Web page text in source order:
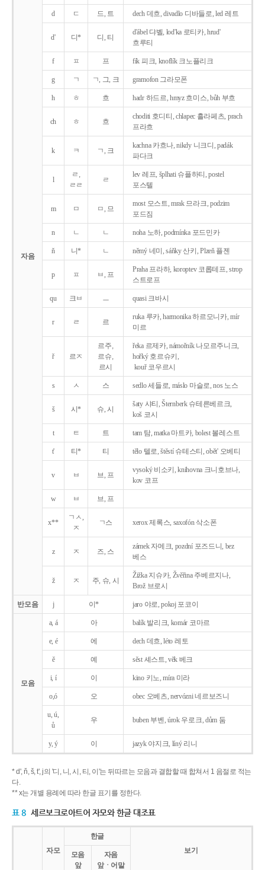
자음
d ㄷ 드, 트 dech 데흐, divadlo 디바들로, led 레트
d' 디* 디, 티
d'ábel 댜벨, lod'ka 로티카, hrud'
흐루티
f ㅍ 프 fík 피크, knoflík 크노플리크
g ㄱ ㄱ, 그, 크 gramofon 그라모폰
h ㅎ 흐 hadr 하드르, hmyz 흐미스, bůh 부흐
ch ㅎ 흐
choditi 호디티, chlapec 흘라페츠, prach
프라흐
k ㅋ ㄱ, 크
kachna 카흐나, nikdy 니크디, padák
파다크
l
ㄹ,
ㄹㄹ
ㄹ
lev 레프, šplhati 슈플하티, postel
포스텔
m ㅁ ㅁ, 므
most 모스트, mrak 므라크, podzim
포드짐
n ㄴ ㄴ noha 노하, podmínka 포드민카
ň 니* ㄴ němý 네미, sáňky 산키, Plzeň 플젠
p ㅍ ㅂ, 프
Praha 프라하, koroptev 코롭테프, strop
스트로프
qu 크ㅂ ㅡ quasi 크바시
r ㄹ 르
ruka 루카, harmonika 하르모니카, mír
미르
ř 르ㅈ
르주,
르슈,
르시
řeka 르제카, námořník 나모르주니크,
hořký 호르슈키,
kouř 코우르시
s ㅅ 스 sedlo 세들로, máslo 마슬로, nos 노스
š 시* 슈, 시
šaty 샤티, Šternberk 슈테른베르크,
koš 코시
t ㅌ 트 tam 탐, matka 마트카, bolest 볼레스트
t' 티* 티 tělo 텔로, štěstí 슈테스티, obět' 오베티
v ㅂ 브, 프
vysoký 비소키, knihovna 크니호브나,
kov 코프
w ㅂ 브, 프
x**
ㄱㅅ,
ㅈ
ㄱ스 xerox 제록스, saxofón 삭소폰
z ㅈ 즈, 스
zámek 자메크, pozdní 포즈드니, bez
베스
ž ㅈ 주, 슈, 시
Žižka 지슈카, Žvěřina 주베르지나,
Brož 브로시
반모음 j 이* jaro 야로, pokoj 포코이
모음
a, á 아 balík 발리크, komár 코마르
e, é 에 dech 데흐, léto 레토
ě 예 sěst 셰스트, věk 베크
i, í 이 kino 키노, míra 미라
o,ó 오 obec 오베츠, nervózni 네르보즈니
u, ú,
ů
우 buben 부벤, úrok 우로크, dům 둠
y, ý 이 jazyk야지크, líný 리니
* d', ň, š, t', j의 '디, 니, 시, 티, 이'는 뒤따르는 모음과 결합할 때 합쳐서 1 음절로 적는
다.
** x는 개별 용례에 따라 한글 표기를 정한다.
표 8 세르보크로아트어 자모와 한글 대조표
자모
한글
보기
모음
앞
자음
앞ㆍ어말